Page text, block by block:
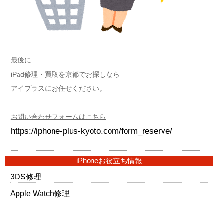
最後に
iPad修理・買取を京都でお探しなら
アイプラスにお任せください。
お問い合わせフォームはこちら
https://iphone-plus-kyoto.com/form_reserve/
iPhoneお役立ち情報
3DS修理
Apple Watch修理